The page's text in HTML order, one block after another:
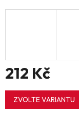
212 Kč
Měrná
cena:
ZVOLTE VARIANTU